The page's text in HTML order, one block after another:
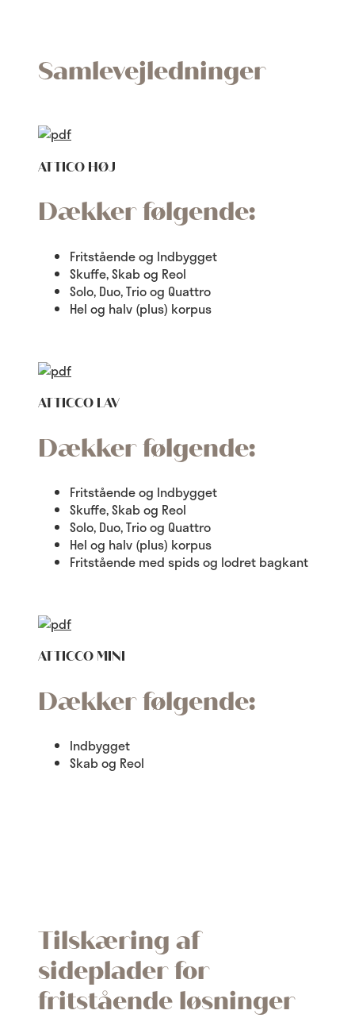
Samlevejledninger
ATTICO HØJ
Dækker følgende:
Fritstående og Indbygget
Skuffe, Skab og Reol
Solo, Duo, Trio og Quattro
Hel og halv (plus) korpus
ATTICCO LAV
Dækker følgende:
Fritstående og Indbygget
Skuffe, Skab og Reol
Solo, Duo, Trio og Quattro
Hel og halv (plus) korpus
Fritstående med spids og lodret bagkant
ATTICCO MINI
Dækker følgende:
Indbygget
Skab og Reol
Tilskæring af
sideplader for
fritstående løsninger